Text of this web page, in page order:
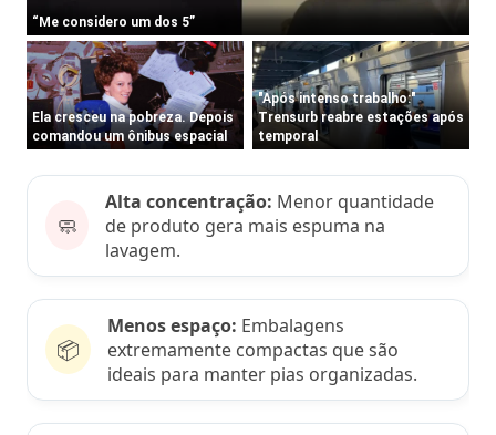
🧼
Alta concentração: Menor quantidade
de produto gera mais espuma na
lavagem.
📦
Menos espaço: Embalagens
extremamente compactas que são
ideais para manter pias organizadas.